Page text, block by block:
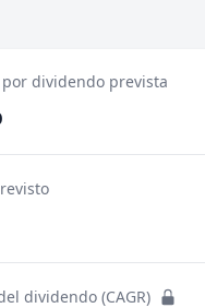
dividendo prevista
dividendo (CAGR)